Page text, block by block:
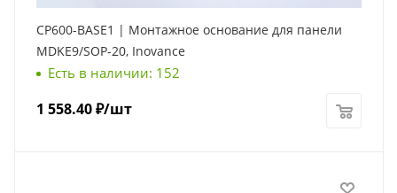
CP600-BASE1 | Монтажное основание для панели
MDKE9/SOP-20, Inovance
Есть в наличии: 152
1 558.40₽/шт